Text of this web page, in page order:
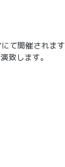
て開催されます
致します。